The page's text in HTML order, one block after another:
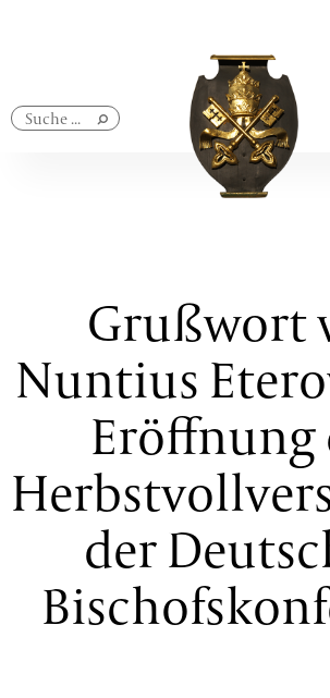
Grußwort
Nuntius
Eröffnung
der